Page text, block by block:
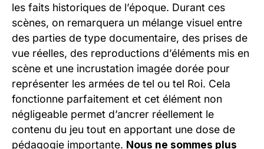
les faits historiques de l’époque. Durant ces
scènes, on remarquera un mélange visuel entre
des parties de type documentaire, des prises de
vue réelles, des reproductions d’éléments mis en
scène et une incrustation imagée dorée pour
représenter les armées de tel ou tel Roi. Cela
fonctionne parfaitement et cet élément non
négligeable permet d’ancrer réellement le
contenu du jeu tout en apportant une dose de
pédagogie importante. Nous ne sommes plus